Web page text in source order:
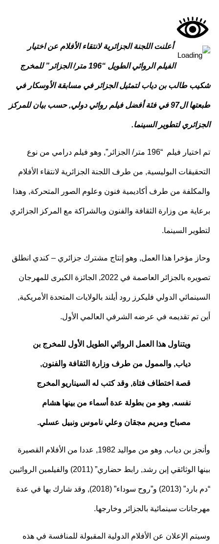
أعلنت اللجنة الجزائرية لانتقاء الأفلام عن اختيار
الفيلم الروائي الطويل “196 متر/ الجزائر” للمخرج
طالب بن دياب لتمثيل الجزائر في مسابقة الأوسكار في
طبعتها ال97 في فئة أفضل فيلم روائي دولي, حسب بيان للمركز
لتطوير السينما.
تم اختيار فيلم “196 متر/ الجزائر”, وهو فيلم درامي من نوع
البوليسية, من طرف اللجنة الجزائرية لانتقاء الأفلام
من طرف أكاديمية فنون وعلوم الصور المتحركة, وهذا
من وزارة الثقافة والفنون وبالشراكة مع المركز الجزائري
السينما.
مؤخرا هذا العمل, وهو إنتاج مشترك جزائري – كندي انطلق
تصويره بالجزائر العاصمة في 2022, الجائزة الكبرى للمهرجان
الدولي فليكرز رود أيلند بالولايات المتحدة الأمريكية,
تم تقديمه في عرضه الشرفي العالمي الأول.
ويتناول هذا العمل الروائي الطويل الأول للمخرج بن
دياب, والممول من طرف وزارة الثقافة والفنون,
قصة اختطاف فتاة, وقد كتب له السيناريو المخرج
نفسه, وهو من بطولة عدة أسماء من بينها هشام
مصباح ومريم مجقان وعلي ناموس ونبيل عسلي.
وأنجز بن دياب, وهو من مواليد 1982, عددا من الأفلام القصيرة
بينها الوثائقي إبن رشد, رابط حضاري” (2011) والفيلمين الروائيين
“دم بارد” (2013) و”روح سوداء” (2018), وقد شارك بها في عدة
سينمائية بالجزائر وخارجها.
الإعلان عن الأفلام الدولية المقبولة للمنافسة في هذه